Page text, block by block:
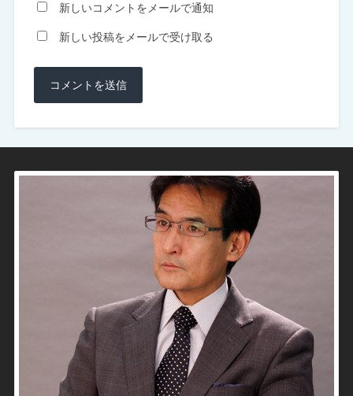
新しいコメントをメールで通知
新しい投稿をメールで受け取る